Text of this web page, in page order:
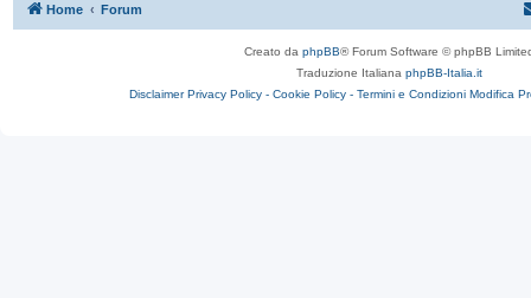
Home Forum
Creato da phpBB® Forum Software © phpBB
Traduzione Italiana phpBB-Italia.it
Disclaimer Privacy Policy - Cookie Policy - Termini e Condizioni Modifica